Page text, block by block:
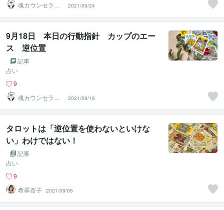
魂カウンセラー
✨ あきほ（aki
ho）
2021/09/24
9月18日 本日の行動指針 カップのエー
ス 逆位置
記事
占い
9
魂カウンセラー
✨ あきほ（aki
ho）
2021/09/18
タロットは「逆位置を使わないといけな
い」わけではない！
記事
占い
9
希翠杏子 2021/09/05